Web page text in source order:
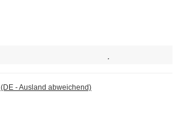
(DE - Ausland abweichend)